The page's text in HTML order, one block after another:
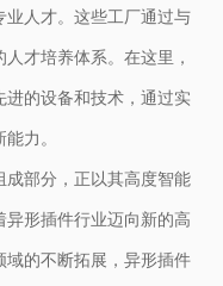
人才。这些工厂通过与
才培养体系。在这里，
的设备和技术，通过实
力。
部分，正以其高度智能
形插件行业迈向新的高
的不断拓展，异形插件